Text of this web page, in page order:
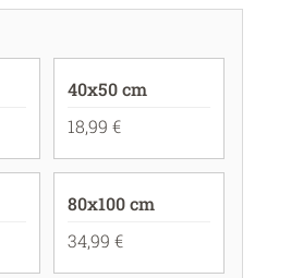
40x50 cm
18,99 €
80x100 cm
34,99 €